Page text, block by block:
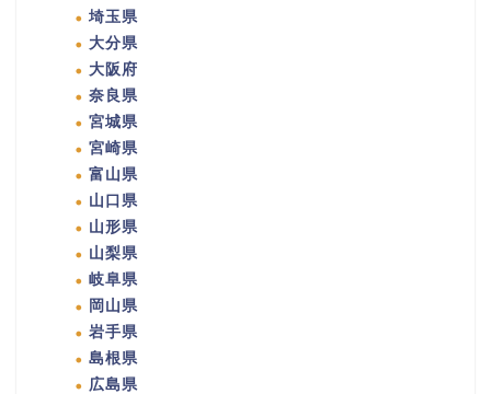
埼玉県
大分県
大阪府
奈良県
宮城県
宮崎県
富山県
山口県
山形県
山梨県
岐阜県
岡山県
岩手県
島根県
広島県